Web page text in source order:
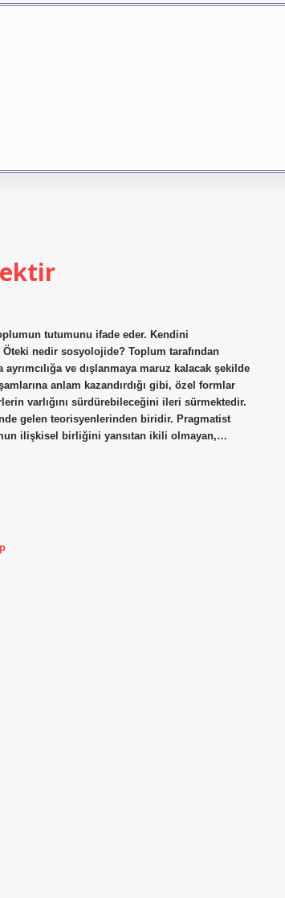
tutumunu ifade eder. Kendini
nedir sosyolojide? Toplum tarafından
ve dışlanmaya maruz kalacak şekilde
anlam kazandırdığı gibi, özel formlar
varlığını sürdürebileceğini ileri sürmektedir.
gelen teorisyenlerinden biridir. Pragmatist
ilişkisel birliğini yansıtan ikili olmayan,…